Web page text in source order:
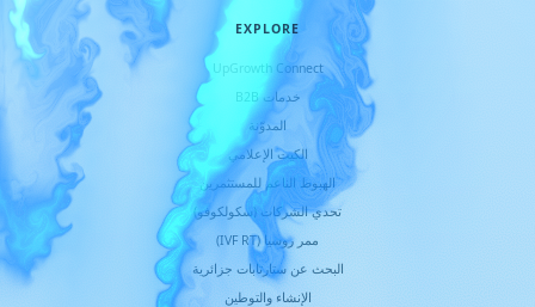
EXPLORE
UpGrowth Connect
خدمات B2B
المدوّنة
الكيت الإعلامي
الهبوط الناعم للمستثمرين
تحدي الشركات (سكولكوفو)
ممر روسيا (IVF RT)
البحث عن ستارتابات جزائرية
الإنشاء والتوطين